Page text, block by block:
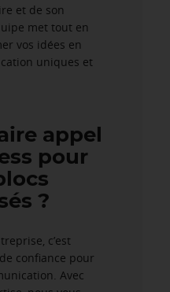
et de son
met tout en
vos idées en
uniques et
appel
pour
?
c’est
confiance pour
Avec